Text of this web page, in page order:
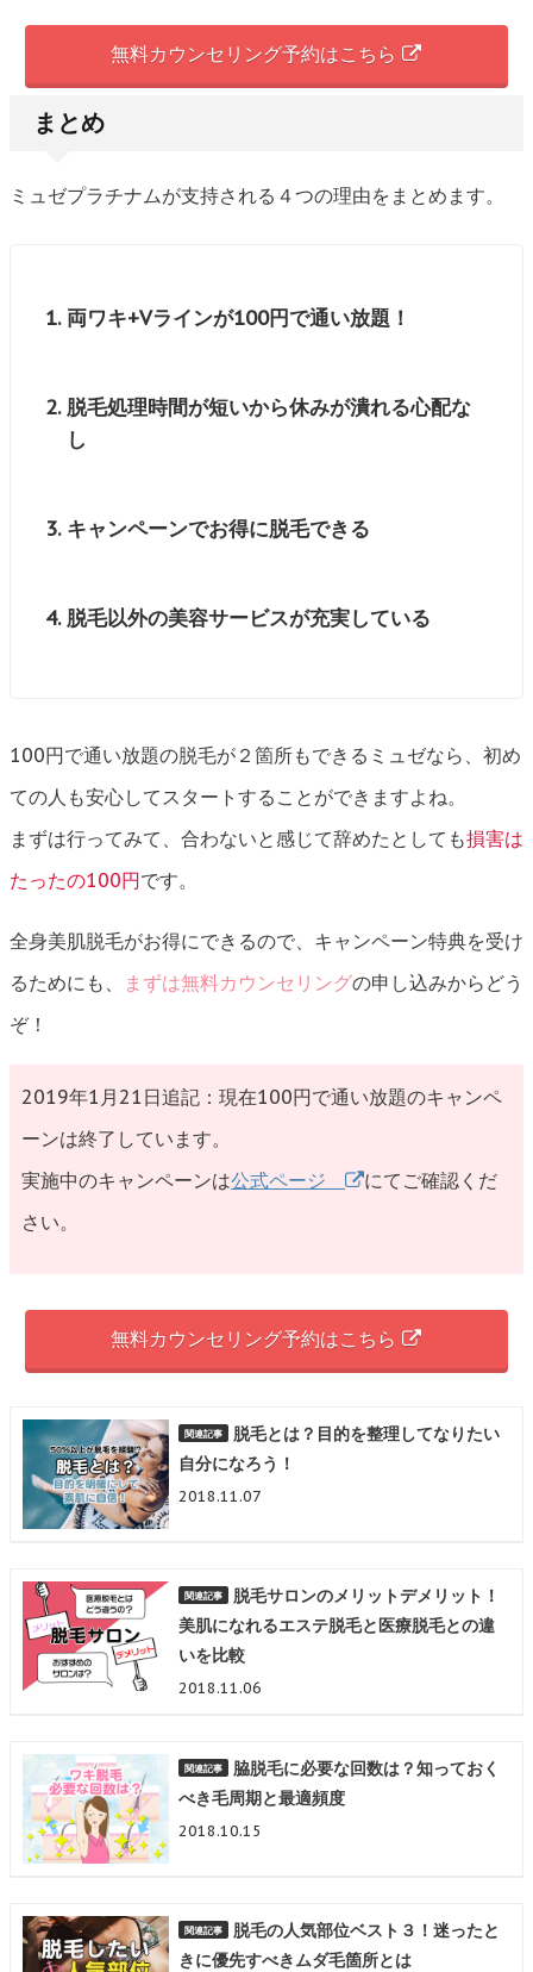
無料カウンセリング予約はこちら
まとめ
ミュゼプラチナムが支持される４つの理由をまとめます。
両ワキ+Vラインが100円で通い放題！
脱毛処理時間が短いから休みが潰れる心配な
し
キャンペーンでお得に脱毛できる
脱毛以外の美容サービスが充実している
100円で通い放題の脱毛が２箇所もできるミュゼなら、初め
ての人も安心してスタートすることができますよね。
まずは行ってみて、合わないと感じて辞めたとしても損害は
たったの100円です。
全身美肌脱毛がお得にできるので、キャンペーン特典を受け
るためにも、
まずは無料カウンセリングの申し込みからどう
ぞ！
2019年1月21日追記：現在100円で通い放題のキャンペ
ーンは終了しています。
実施中のキャンペーンは公式ページ
にてご確認くだ
さい。
無料カウンセリング予約はこちら
脱毛とは？目的を整理してなりたい
自分になろう！
2018.11.07
脱毛サロンのメリットデメリット！
美肌になれるエステ脱毛と医療脱毛との違
いを比較
2018.11.06
脇脱毛に必要な回数は？知っておく
べき毛周期と最適頻度
2018.10.15
脱毛の人気部位ベスト３！迷ったと
きに優先すべきムダ毛箇所とは